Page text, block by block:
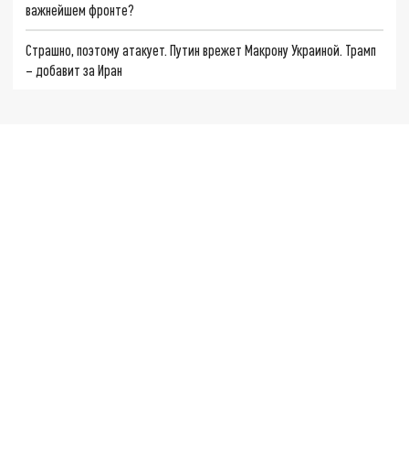
важнейшем фронте?
Страшно, поэтому атакует. Путин врежет Макрону Украиной. Трамп
– добавит за Иран